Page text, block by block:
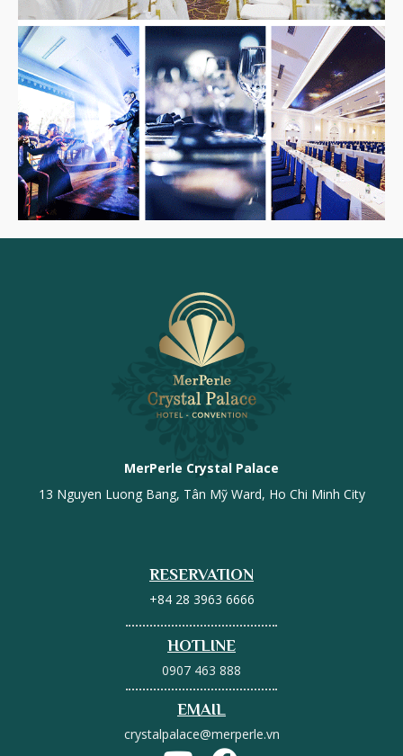
MerPerle Crystal Palace
13 Nguyen Luong Bang, Tân Mỹ Ward, Ho Chi Minh City
RESERVATION
+84 28 3963 6666
HOTLINE
0907 463 888
EMAIL
crystalpalace@merperle.vn